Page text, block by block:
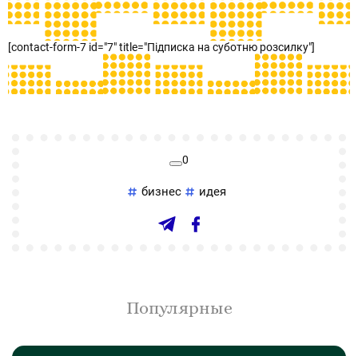
[contact-form-7 id="7" title="Підписка на суботню розсилку"]
0
бизнес идея
Популярные